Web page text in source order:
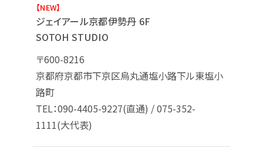
【NEW】
ジェイアール京都伊勢丹 6F
SOTOH STUDIO
〒600-8216
京都府京都市下京区烏丸通塩小路下ル東塩小
路町
TEL：090-4405-9227(直通) / 075-352-
1111(大代表)